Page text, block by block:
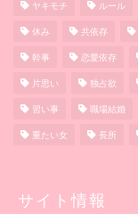
ヤキモチ ルール
休み 共依存
幹事 恋愛依存
片思い 独占欲
習い事 職場結婚
重たい女 長所
サイト情報